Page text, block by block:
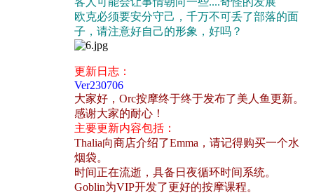
欧克必须要安分守己，千万不可丢了部落的面
子，请注意好自己的形象，好吗？
更新日志：
Ver230706
大家好，Orc按摩终于终于发布了美人鱼更新。
感谢大家的耐心！
主要更新内容包括：
Thalia向商店介绍了Emma，请记得购买一个水
烟袋。
时间正在流逝，具备日夜循环时间系统。
Goblin为VIP开发了更好的按摩课程。